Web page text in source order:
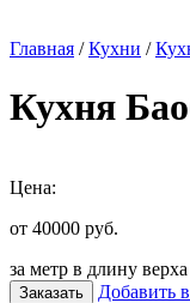
Главная /Кухни /
Кухня
Цена:
от 40000 руб.
за метр в длину
Заказать Добавить